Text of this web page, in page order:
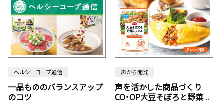
ヘルシーコープ通信
一品もののバランスアップ
のコツ
声から開発
声を活かした商品づくり
CO･OP大豆そぼろと野菜ミ